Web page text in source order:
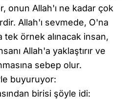
onun Allah'ı ne kadar çok
Allah'ı sevmede, O'na
tek örnek alınacak insan,
Allah'a yaklaştırır ve
sebep olur.
buyuruyor:
birisi şöyle idi: